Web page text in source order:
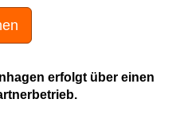
erfolgt über einen